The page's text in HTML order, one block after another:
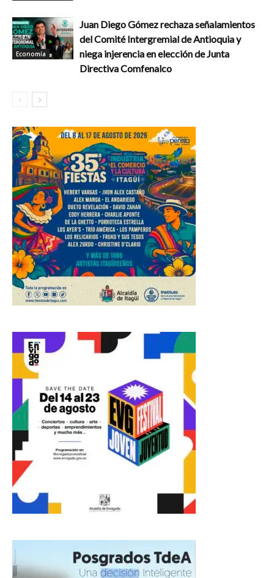
Economía
Juan Diego Gómez rechaza señalamientos
del Comité Intergremial de Antioquia y
niega injerencia en elección de Junta
Directiva Comfenalco